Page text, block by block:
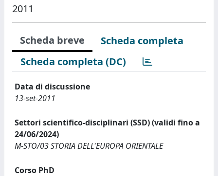
2011
Scheda breve
Scheda completa
Scheda completa (DC)
Data di discussione
13-set-2011
Settori scientifico-disciplinari (SSD) (validi fino a
24/06/2024)
M-STO/03 STORIA DELL'EUROPA ORIENTALE
Corso PhD